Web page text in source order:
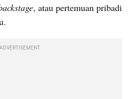
, atau pertemuan pribadi
ADVERTISEMENT